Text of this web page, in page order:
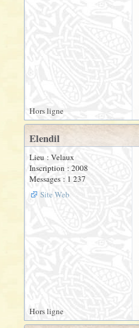
Hors ligne
Elendil
Lieu : Velaux
Inscription : 2008
Messages : 1 237
Site Web
Hors ligne